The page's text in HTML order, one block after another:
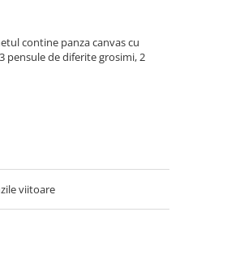
contine panza canvas cu
pensule de diferite grosimi, 2
viitoare